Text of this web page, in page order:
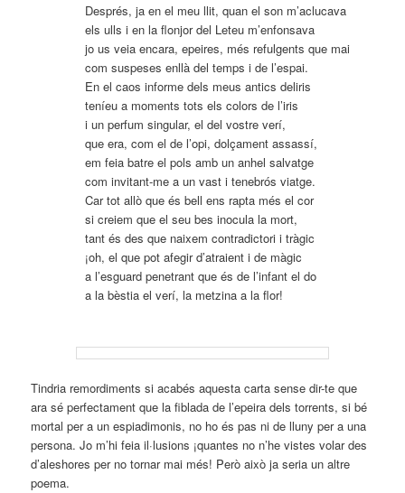
Després, ja en el meu llit, quan el son m’aclucava
els ulls i en la flonjor del Leteu m’enfonsava
jo us veia encara, epeires, més refulgents que mai
com suspeses enllà del temps i de l’espai.
En el caos informe dels meus antics deliris
teníeu a moments tots els colors de l’iris
i un perfum singular, el del vostre verí,
que era, com el de l’opi, dolçament assassí,
em feia batre el pols amb un anhel salvatge
com invitant-me a un vast i tenebrós viatge.
Car tot allò que és bell ens rapta més el cor
si creiem que el seu bes inocula la mort,
tant és des que naixem contradictori i tràgic
¡oh, el que pot afegir d’atraient i de màgic
a l’esguard penetrant que és de l’infant el do
a la bèstia el verí, la metzina a la flor!
Tindria remordiments si acabés aquesta carta sense dir-te que
ara sé perfectament que la fiblada de l’epeira dels torrents, si bé
mortal per a un espiadimonis, no ho és pas ni de lluny per a una
persona. Jo m’hi feia il·lusions ¡quantes no n’he vistes volar des
d’aleshores per no tornar mai més! Però això ja seria un altre
poema.